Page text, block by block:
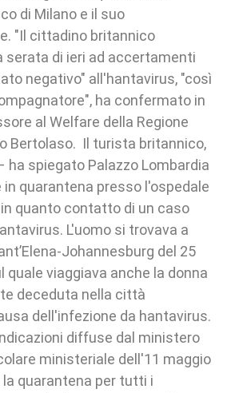
di Milano e il suo
"Il cittadino britannico
serata di ieri ad accertamenti
negativo" all'hantavirus, "così
ha confermato in
al Welfare della Regione
Bertolaso. Il turista britannico,
ha spiegato Palazzo Lombardia
quarantena presso l'ospedale
quanto contatto di un caso
L'uomo si trovava a
Johannesburg del 25
quale viaggiava anche la donna
deceduta nella città
dell'infezione da hantavirus.
diffuse dal ministero
ministeriale dell'11 maggio
quarantena per tutti i